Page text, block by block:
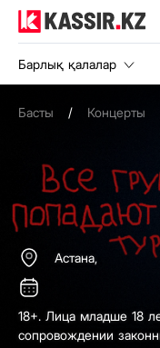
Барлық қалалар
Басты / Концерты
Астана,
18+. Лица младше 18
сопровождении